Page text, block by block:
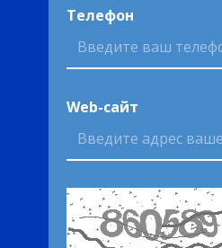
Телефон
Web-сайт